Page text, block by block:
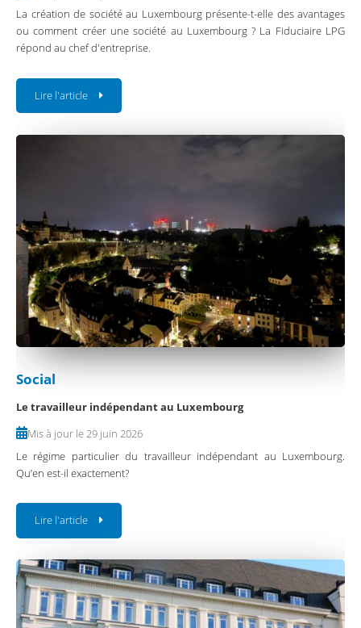
La création de société au Luxembourg présente-t-elle des avantages
ou comment créer une société au Luxembourg ? La Fiduciaire LPG
répond au chef d'entreprise.
Lire l'article
Social
Le travailleur indépendant au Luxembourg
Mis à jour le 29 juin 2026
Le régime particulier du travailleur indépendant au Luxembourg.
Qu’en est-il exactement?
Lire l'article